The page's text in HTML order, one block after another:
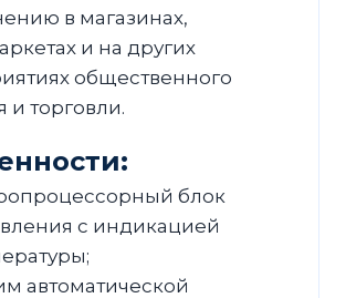
в магазинах,
и на других
общественного
и торговли.
блок
с индикацией
автоматической